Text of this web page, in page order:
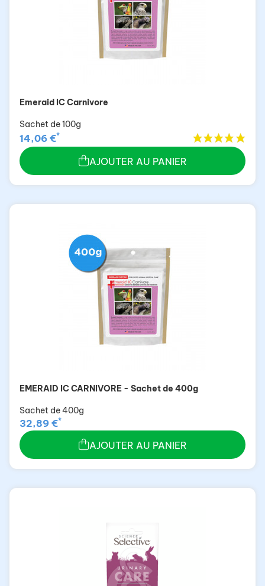
Emeraid IC Carnivore
Sachet de 100g
14,06 €*
AJOUTER AU PANIER
EMERAID IC CARNIVORE - Sachet de 400g
Sachet de 400g
32,89 €*
AJOUTER AU PANIER